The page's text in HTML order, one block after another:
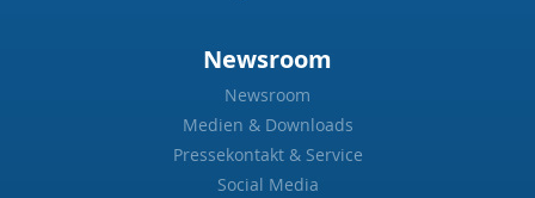
Newsroom
Newsroom
Medien & Downloads
Pressekontakt & Service
Social Media